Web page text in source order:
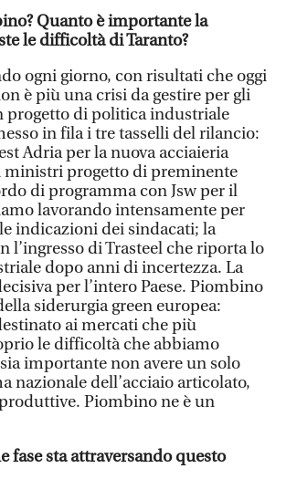
Quanto è importante la
le difficoltà di Taranto?
ogni giorno, con risultati che oggi
è più una crisi da gestire per gli
progetto di politica industriale
in fila i tre tasselli del rilancio:
Adria per la nuova acciaieria
ministri progetto di preminente
di programma con Jsw per il
lavorando intensamente per
indicazioni dei sindacati; la
l’ingresso di Trasteel che riporta lo
dopo anni di incertezza. La
per l’intero Paese. Piombino
siderurgia green europea:
ai mercati che più
le difficoltà che abbiamo
importante non avere un solo
nazionale dell’acciaio articolato,
Piombino ne è un
fase sta attraversando questo